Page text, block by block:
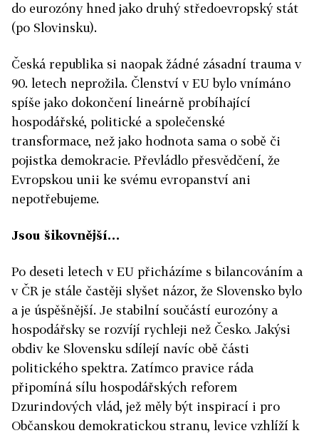
do eurozóny hned jako druhý středoevropský stát
(po Slovinsku).
Česká republika si naopak žádné zásadní trauma v
90. letech neprožila. Členství v EU bylo vnímáno
spíše jako dokončení lineárně probíhající
hospodářské, politické a společenské
transformace, než jako hodnota sama o sobě či
pojistka demokracie. Převládlo přesvědčení, že
Evropskou unii ke svému evropanství ani
nepotřebujeme.
Jsou šikovnější…
Po deseti letech v EU přicházíme s bilancováním a
v ČR je stále častěji slyšet názor, že Slovensko bylo
a je úspěšnější. Je stabilní součástí eurozóny a
hospodářsky se rozvíjí rychleji než Česko. Jakýsi
obdiv ke Slovensku sdílejí navíc obě části
politického spektra. Zatímco pravice ráda
připomíná sílu hospodářských reforem
Dzurindových vlád, jež měly být inspirací i pro
Občanskou demokratickou stranu, levice vzhlíží k